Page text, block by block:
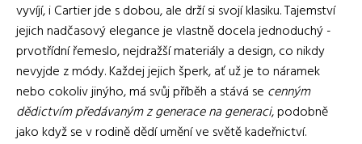
vyvíjí, i Cartier jde s dobou, ale drží si svojí klasiku. Tajemství
jejich nadčasový elegance je vlastně docela jednoduchý -
prvotřídní řemeslo, nejdražší materiály a design, co nikdy
nevyjde z módy. Každej jejich šperk, ať už je to náramek
nebo cokoliv jinýho, má svůj příběh a stává se cenným
dědictvím předávaným z generace na generaci, podobně
jako když se v rodině dědí umění ve světě kadeřnictví.